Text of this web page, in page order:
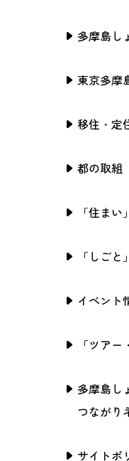
多摩島し
東京多摩
移住・定
都の取組
「住ま
「しご
イベント
「ツア
多摩島し
つながり
サイトポ